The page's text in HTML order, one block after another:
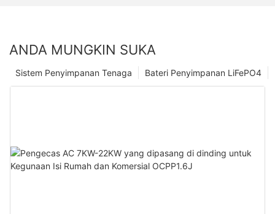
ANDA MUNGKIN SUKA
Bateri Penyimpanan LiFePO4
Sistem Penyimpanan Tenaga